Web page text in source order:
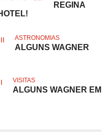
REGINA
ASTRONOMIAS
ALGUNS WAGNER
VISITAS
ALGUNS WAGNER EM